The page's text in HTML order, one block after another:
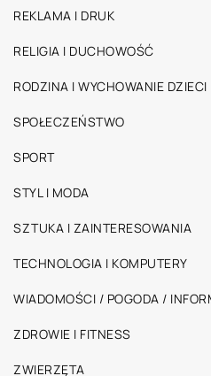
REKLAMA I DRUK
RELIGIA I DUCHOWOŚĆ
RODZINA I WYCHOWANIE DZIECI
SPOŁECZEŃSTWO
SPORT
STYL I MODA
SZTUKA I ZAINTERESOWANIA
TECHNOLOGIA I KOMPUTERY
WIADOMOŚCI / POGODA /
ZDROWIE I FITNESS
ZWIERZĘTA